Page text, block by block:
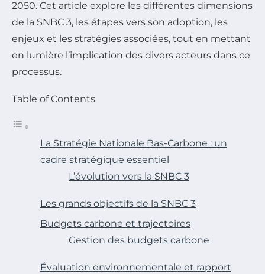
2050. Cet article explore les différentes dimensions
de la SNBC 3, les étapes vers son adoption, les
enjeux et les stratégies associées, tout en mettant
en lumière l’implication des divers acteurs dans ce
processus.
Table of Contents
La Stratégie Nationale Bas-Carbone : un
cadre stratégique essentiel
L’évolution vers la SNBC 3
Les grands objectifs de la SNBC 3
Budgets carbone et trajectoires
Gestion des budgets carbone
Évaluation environnementale et rapport